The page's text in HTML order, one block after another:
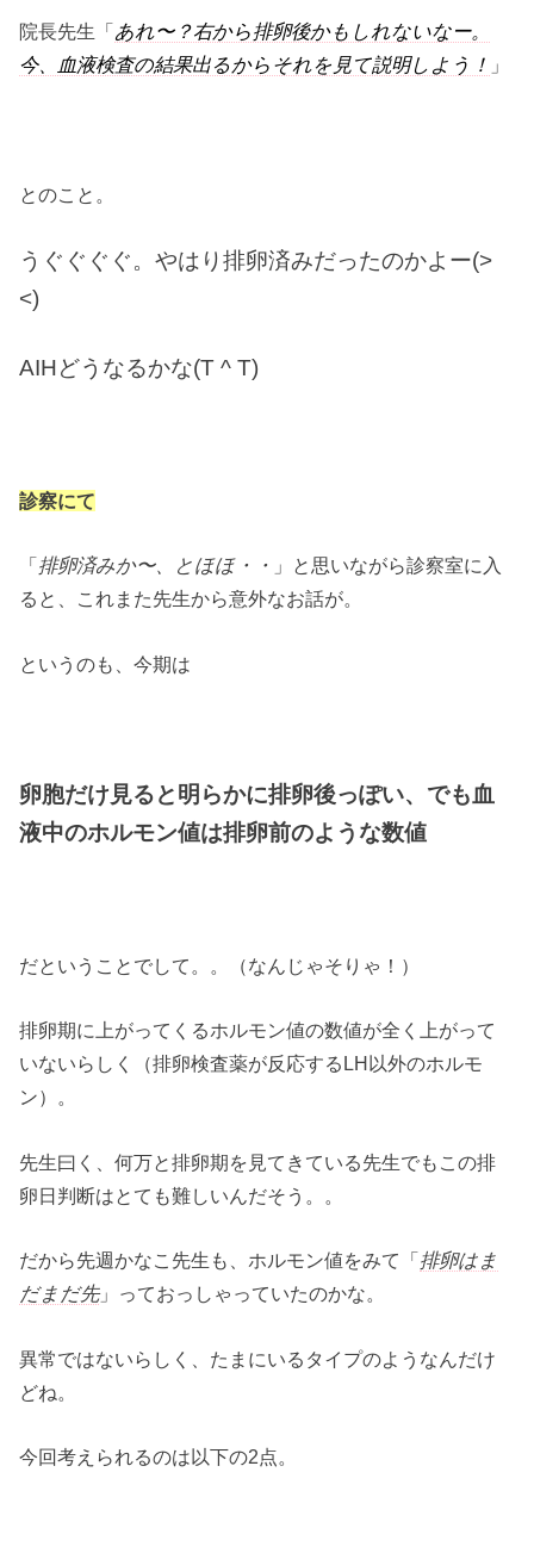
院長先生「あれ〜？右から排卵後かもしれないなー。
今、血液検査の結果出るからそれを見て説明しよう！ 」
とのこと。
うぐぐぐぐ。やはり排卵済みだったのかよー(>
<)
AIHどうなるかな(T ^ T)
診察にて
「 排卵済みか〜、とほほ・・ 」と思いながら診察室に入
ると、これまた先生から意外なお話が。
というのも、今期は
卵胞だけ見ると明らかに排卵後っぽい、でも血
液中のホルモン値は排卵前のような数値
だということでして。。（なんじゃそりゃ！）
排卵期に上がってくるホルモン値の数値が全く上がって
いないらしく（排卵検査薬が反応するLH以外のホルモ
ン）。
先生曰く、何万と排卵期を見てきている先生でもこの排
卵日判断はとても難しいんだそう。。
だから先週かなこ先生も、ホルモン値をみて「排卵はま
だまだ先」っておっしゃっていたのかな。
異常ではないらしく、たまにいるタイプのようなんだけ
どね。
今回考えられるのは以下の2点。